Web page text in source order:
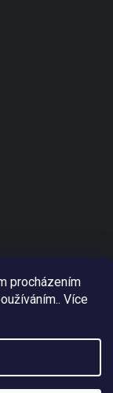
procházením
Více
vyhrazena.